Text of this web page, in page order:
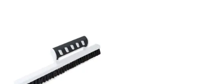
Leverantörens artikelnummer: 389-